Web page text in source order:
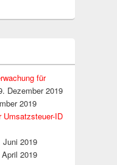
für
Dezember 2019
2019
Umsatzsteuer-ID
Juni 2019
2019